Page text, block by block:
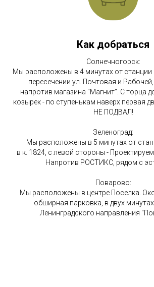
Как добраться
Солнечногорск:
Мы расположены в 4 минутах от станции
пересечении ул. Почтовая и
напротив магазина "Магнит". С торца
козырек - по ступенькам наверх первая
НЕ ПОДВАЛ!
Зеленоград:
Мы расположены в 5 минутах от
в к. 1824, с левой стороны -
Напротив РОСТИКС, рядом с
Поварово:
Мы расположены в центре Поселка.
обширная парковка, в двух
Ленинградского направления